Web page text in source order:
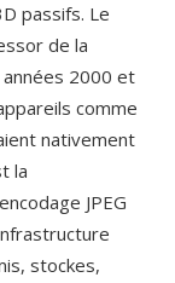
passifs. Le
de la
2000 et
comme
nativement
la
JPEG
stockes,